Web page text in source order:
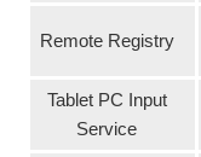
Remote Registry
Tablet PC Input
Service